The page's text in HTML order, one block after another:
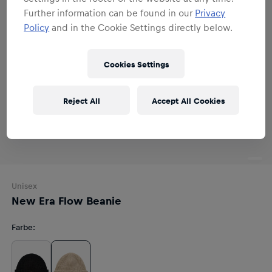
Unisex
New Era Flow Beanie
Farbe:
Further information can be found in our Privacy
Policy and in the Cookie Settings directly below.
Cookies Settings
Reject All Accept All Cookies